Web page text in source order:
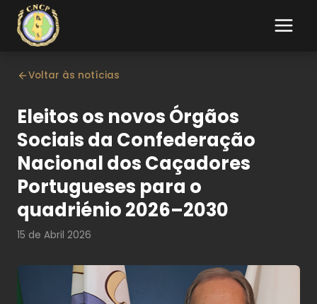
Voltar às notícias
Eleitos os novos Órgãos
Sociais da Confederação
Nacional dos Caçadores
Portugueses para o
quadriénio 2026–2030
15 de Abril 2026